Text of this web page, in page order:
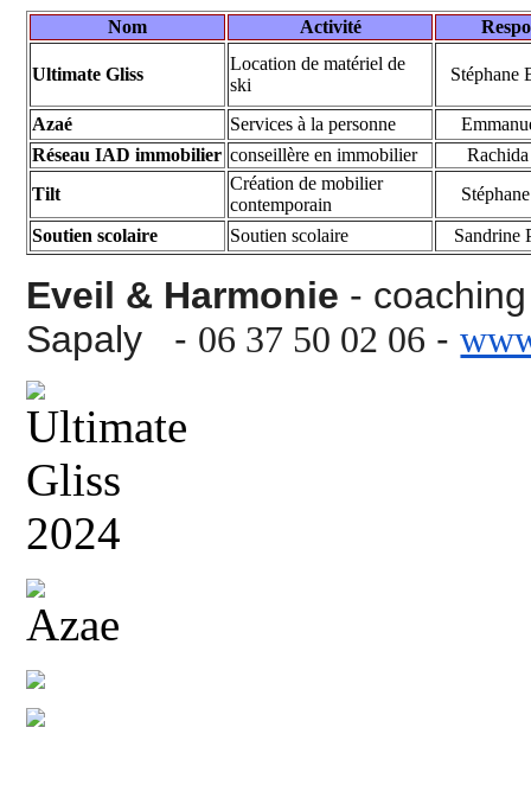
Nom Activité
Ultimate Gliss
Location de matériel de
ski
Stéphane
Azaé Services à la personne
Réseau IAD immobilier conseillère en immobilier
Tilt
Création de mobilier
contemporain
Soutien scolaire Soutien scolaire Sandrine
Eveil & Harmonie -
Sapaly - 06 37 50 02 06 -